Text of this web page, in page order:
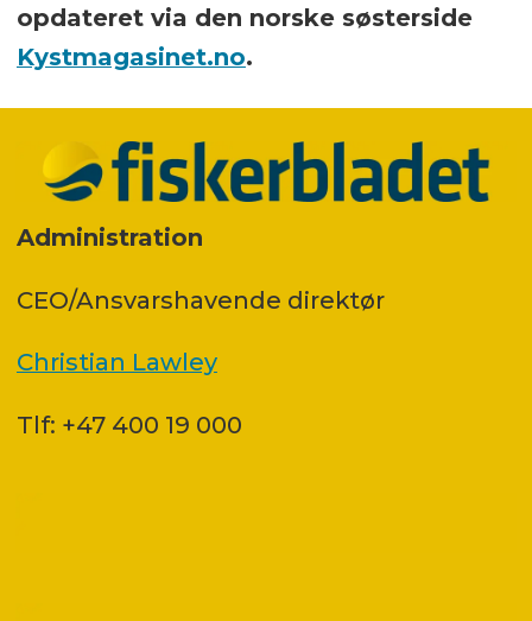
opdateret via den norske søsterside
Kystmagasinet.no.
Administration
CEO/Ansvarshavende direktør
Christian Lawley
Tlf: +47 400 19 000